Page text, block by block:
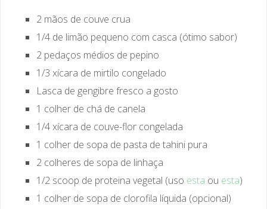
2 mãos de couve crua
1/4 de limão pequeno com casca (ótimo sabor)
2 pedaços médios de pepino
1/3 xícara de mirtilo congelado
Lasca de gengibre fresco a gosto
1 colher de chá de canela
1/4 xícara de couve-flor congelada
1 colher de sopa de pasta de tahini pura
2 colheres de sopa de linhaça
1/2 scoop de proteina vegetal (uso esta ou esta)
1 colher de sopa de clorofila líquida (opcional)